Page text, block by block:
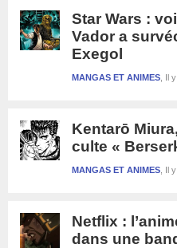
Star Wars :
Vador a
Exegol
Il
MANGAS ET ANIMES
Kentarō
culte «
Il
MANGAS ET ANIMES
Netflix :
dans une